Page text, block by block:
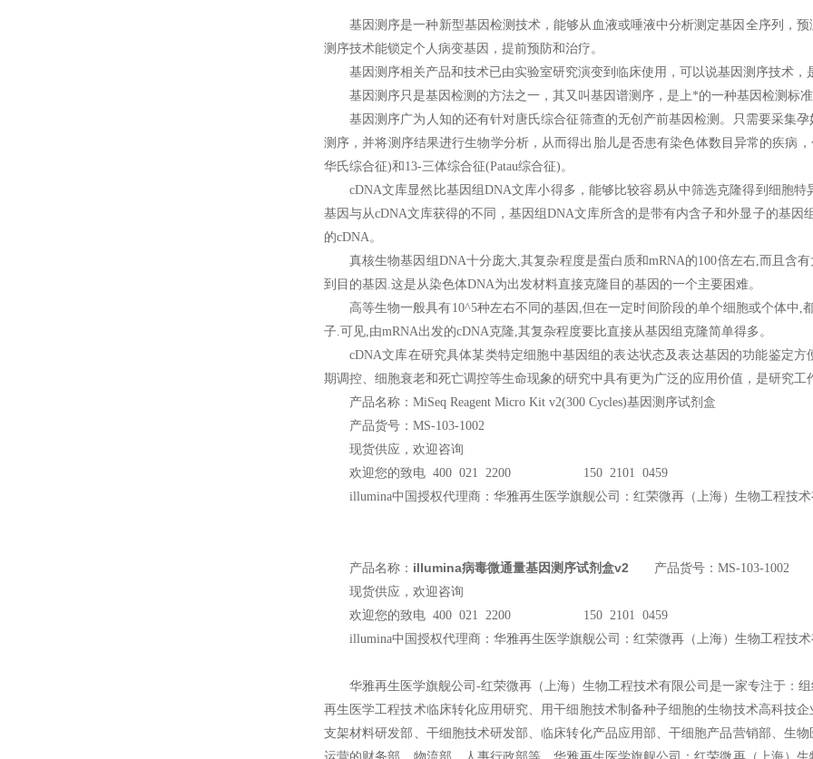
基因测序是一种新型基因检测技术，能够从血液或唾液中分析测定基因全序列，
测序技术能锁定个人病变基因，提前预防和治疗。
基因测序相关产品和技术已由实验室研究演变到临床使用，可以说基因测序技术，
基因测序只是基因检测的方法之一，其又叫基因谱测序，是上*的一种基因检测标准
基因测序广为人知的还有针对唐氏综合征筛查的无创产前基因检测。只需要采集
测序，并将测序结果进行生物学分析，从而得出胎儿是否患有染色体数目异常的疾病
华氏综合征)和13-三体综合征(Patau综合征)。
cDNA文库显然比基因组DNA文库小得多，能够比较容易从中筛选克隆得到细胞
基因与从cDNA文库获得的不同，基因组DNA文库所含的是带有内含子和外显子的基
的cDNA。
真核生物基因组DNA十分庞大,其复杂程度是蛋白质和mRNA的100倍左右,而且含
到目的基因.这是从染色体DNA为出发材料直接克隆目的基因的一个主要困难。
高等生物一般具有10^5种左右不同的基因,但在一定时间阶段的单个细胞或个体中,
子.可见,由mRNA出发的cDNA克隆,其复杂程度要比直接从基因组克隆简单得多。
cDNA文库在研究具体某类特定细胞中基因组的表达状态及表达基因的功能鉴定
期调控、细胞衰老和死亡调控等生命现象的研究中具有更为广泛的应用价值，是研究工
产品名称：MiSeq Reagent Micro Kit v2(300 Cycles)基因测序试剂盒
产品货号：MS-103-1002
现货供应，欢迎咨询
欢迎您的致电 400 021 2200 150 2101 0459
illumina中国授权代理商：华雅再生医学旗舰公司：红荣微再（上海）生物工程技术
产品名称： illumina病毒微通量基因测序试剂盒v2 产品货号：MS-103-1002
现货供应，欢迎咨询
欢迎您的致电 400 021 2200 150 2101 0459
illumina中国授权代理商：华雅再生医学旗舰公司：红荣微再（上海）生物工程技术
华雅再生医学旗舰公司-红荣微再（上海）生物工程技术有限公司是一家专注于：
再生医学工程技术临床转化应用研究、用干细胞技术制备种子细胞的生物技术高科技
支架材料研发部、干细胞技术研发部、临床转化产品应用部、干细胞产品营销部、生